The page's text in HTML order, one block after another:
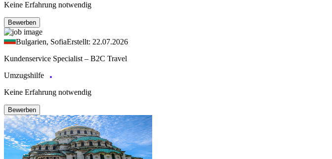
Keine Erfahrung notwendig
Bewerben
Bulgarien, SofiaErstellt: 22.07.2026
Kundenservice Specialist – B2C Travel
Umzugshilfe
Keine Erfahrung notwendig
Bewerben